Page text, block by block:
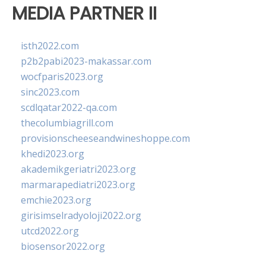
MEDIA PARTNER II
isth2022.com
p2b2pabi2023-makassar.com
wocfparis2023.org
sinc2023.com
scdlqatar2022-qa.com
thecolumbiagrill.com
provisionscheeseandwineshoppe.com
khedi2023.org
akademikgeriatri2023.org
marmarapediatri2023.org
emchie2023.org
girisimselradyoloji2022.org
utcd2022.org
biosensor2022.org